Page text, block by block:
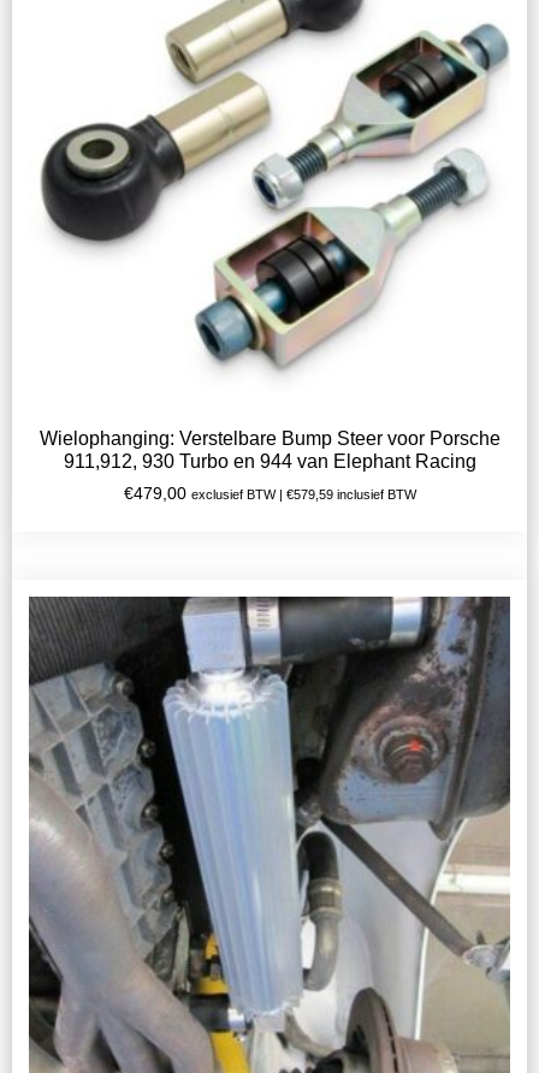
Wielophanging: Verstelbare Bump Steer voor Porsche
911,912, 930 Turbo en 944 van Elephant Racing
€479,00 exclusief BTW | €579,59inclusief BTW